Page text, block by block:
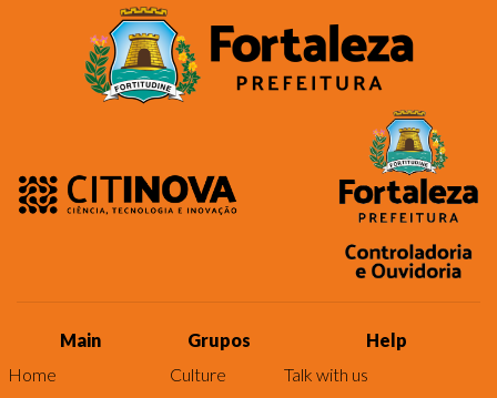
Main
Home
Grupos
Culture
Help
Talk with us